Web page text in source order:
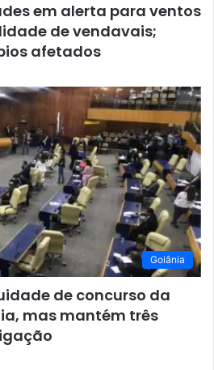
em alerta para ventos
de vendavais;
afetados
Goiânia
de concurso da
mas mantém três